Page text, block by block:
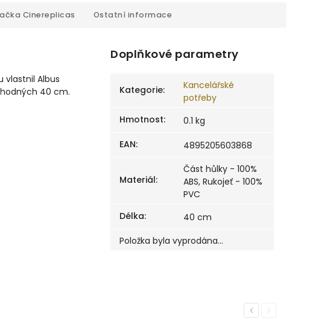
Cinereplicas Ostatní informace
vlastnil Albus
40 cm.
Doplňkové parametry
Kategorie:
Kancelářské
potřeby
Hmotnost:
0.1 kg
EAN: 4895205603868
Materiál:
Část hůlky - 100%
ABS, Rukojeť - 100%
PVC
Délka:
40 cm
Položka byla vyprodána…
PreviousNext